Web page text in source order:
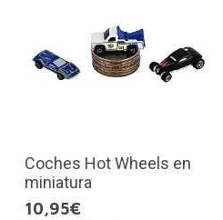
Coches Hot Wheels en
miniatura
10,95€